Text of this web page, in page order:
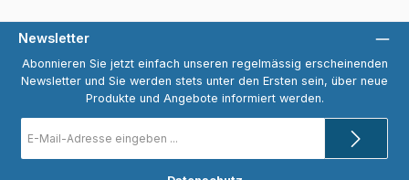
Newsletter
Abonnieren Sie jetzt einfach unseren regelmässig erscheinenden
Newsletter und Sie werden stets unter den Ersten sein, über neue
Produkte und Angebote informiert werden.
Mail-